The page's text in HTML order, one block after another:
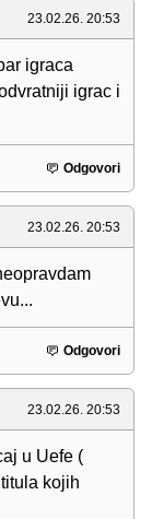
23.02.26. 20:53
igraca
igrac i
Odgovori
23.02.26. 20:53
Odgovori
23.02.26. 20:53
u Uefe (
kojih